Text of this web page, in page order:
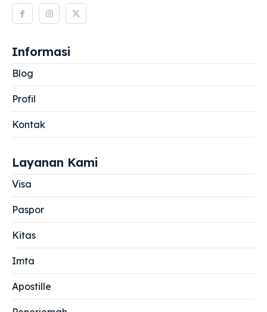
Informasi
Blog
Profil
Kontak
Layanan Kami
Visa
Paspor
Kitas
Imta
Apostille